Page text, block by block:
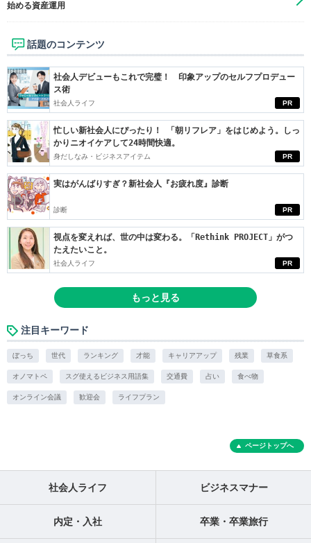
始める資産運用
話題のコンテンツ
PR
社会人デビューもこれで完璧！ 印象アップのセルフプロデュー
ス術
社会人ライフ
PR
忙しい新社会人にぴったり！ 「朝リフレア」をはじめよう。しっ
かりニオイケアして24時間快適。
身だしなみ・ビジネスアイテム
PR
実はがんばりすぎ？新社会人『お疲れ度』診断
診断
PR
視点を変えれば、世の中は変わる。「Rethink PROJECT」がつ
たえたいこと。
社会人ライフ
もっと見る
注目キーワード
ぼっち 世代 ランキング 才能 キャリアアップ 残業 草食系
オノマトペ スグ使えるビジネス用語集 交通費 占い 食べ物
オンライン会議 歓迎会 ライフプラン
ページトップへ
社会人ライフ ビジネスマナー
内定・入社 卒業・卒業旅行